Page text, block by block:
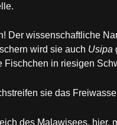
Der wissenschaftliche
wird sie auch Usipa
Fischchen in riesigen
sie das
des Malawisees,